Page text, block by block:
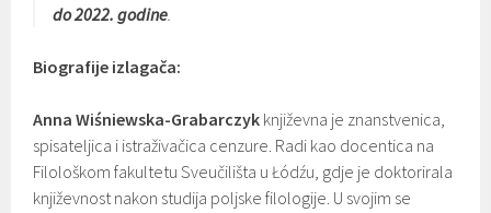
do 2022. godine.
Biografije izlagača:
Anna Wiśniewska-Grabarczyk književna je znanstvenica,
spisateljica i istraživačica cenzure. Radi kao docentica na
Filološkom fakultetu Sveučilišta u Łódźu, gdje je doktorirala
književnost nakon studija poljske filologije. U svojim se